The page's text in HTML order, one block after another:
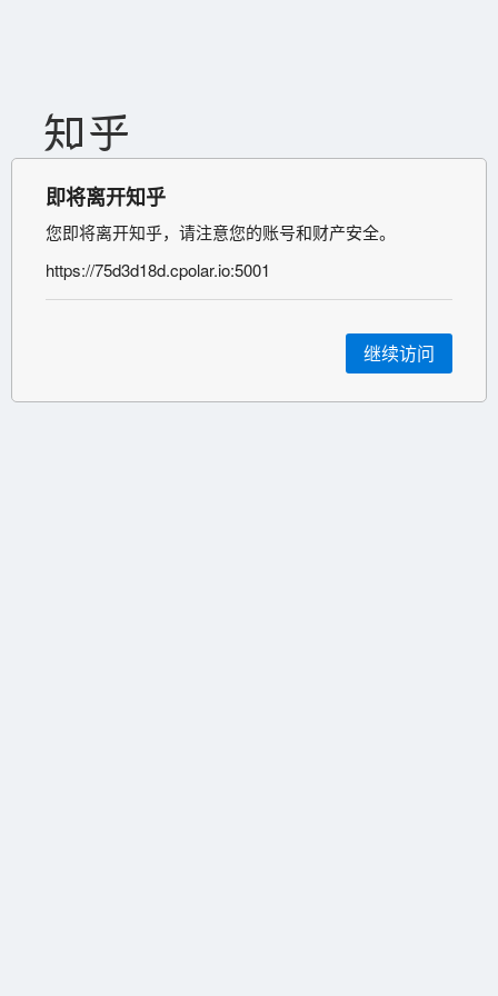
即将离开知乎
您即将离开知乎，请注意您的账号和财产安全。
https://75d3d18d.cpolar.io:5001
继续访问